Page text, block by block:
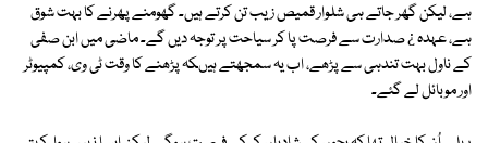
ہے، لیکن گھر جاتے ہی شلوار قمیص زیب تن کرتے ہیں۔ گھومنے پھرنے کا بہت شوق
ہے، عہدہ ¿ صدارت سے فرصت پا کر سیاحت پر توجہ دیں گے۔ ماضی میں ابن صفی
کے ناول بہت تندہی سے پڑھے، اب یہ سمجھتے ہیںکہ پڑھنے کا وقت ٹی وی، کمپیوٹر
اور موبائل لے گئے۔